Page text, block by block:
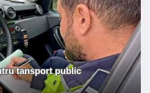
tansport public